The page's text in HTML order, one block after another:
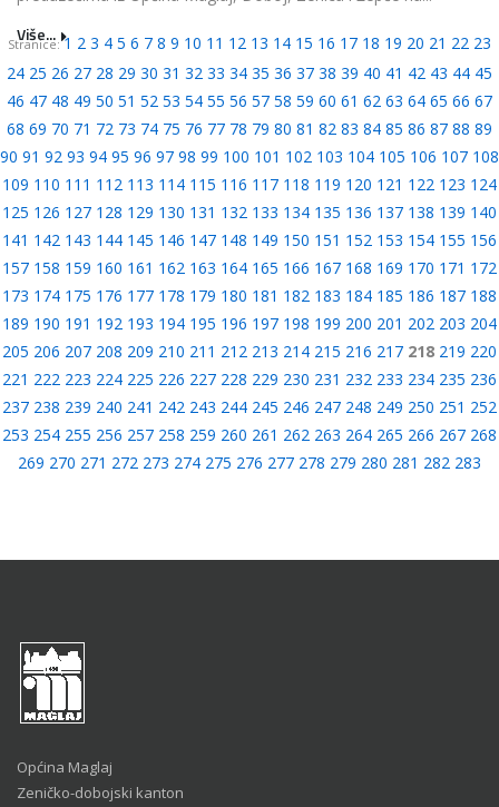
Više...
Stranice:1 2 3 4 5 6 7 8 9 10 11 12 13 14 15 16 17 18 19 20 21 22 23
24 25 26 27 28 29 30 31 32 33 34 35 36 37 38 39 40 41 42 43 44 45
46 47 48 49 50 51 52 53 54 55 56 57 58 59 60 61 62 63 64 65 66 67
68 69 70 71 72 73 74 75 76 77 78 79 80 81 82 83 84 85 86 87 88 89
90 91 92 93 94 95 96 97 98 99 100 101 102 103 104 105 106 107 108
109 110 111 112 113 114 115 116 117 118 119 120 121 122 123 124
125 126 127 128 129 130 131 132 133 134 135 136 137 138 139 140
141 142 143 144 145 146 147 148 149 150 151 152 153 154 155 156
157 158 159 160 161 162 163 164 165 166 167 168 169 170 171 172
173 174 175 176 177 178 179 180 181 182 183 184 185 186 187 188
189 190 191 192 193 194 195 196 197 198 199 200 201 202 203 204
205 206 207 208 209 210 211 212 213 214 215 216 217 218 219 220
221 222 223 224 225 226 227 228 229 230 231 232 233 234 235 236
237 238 239 240 241 242 243 244 245 246 247 248 249 250 251 252
253 254 255 256 257 258 259 260 261 262 263 264 265 266 267 268
269 270 271 272 273 274 275 276 277 278 279 280 281 282 283
Općina Maglaj
Zeničko-dobojski kanton